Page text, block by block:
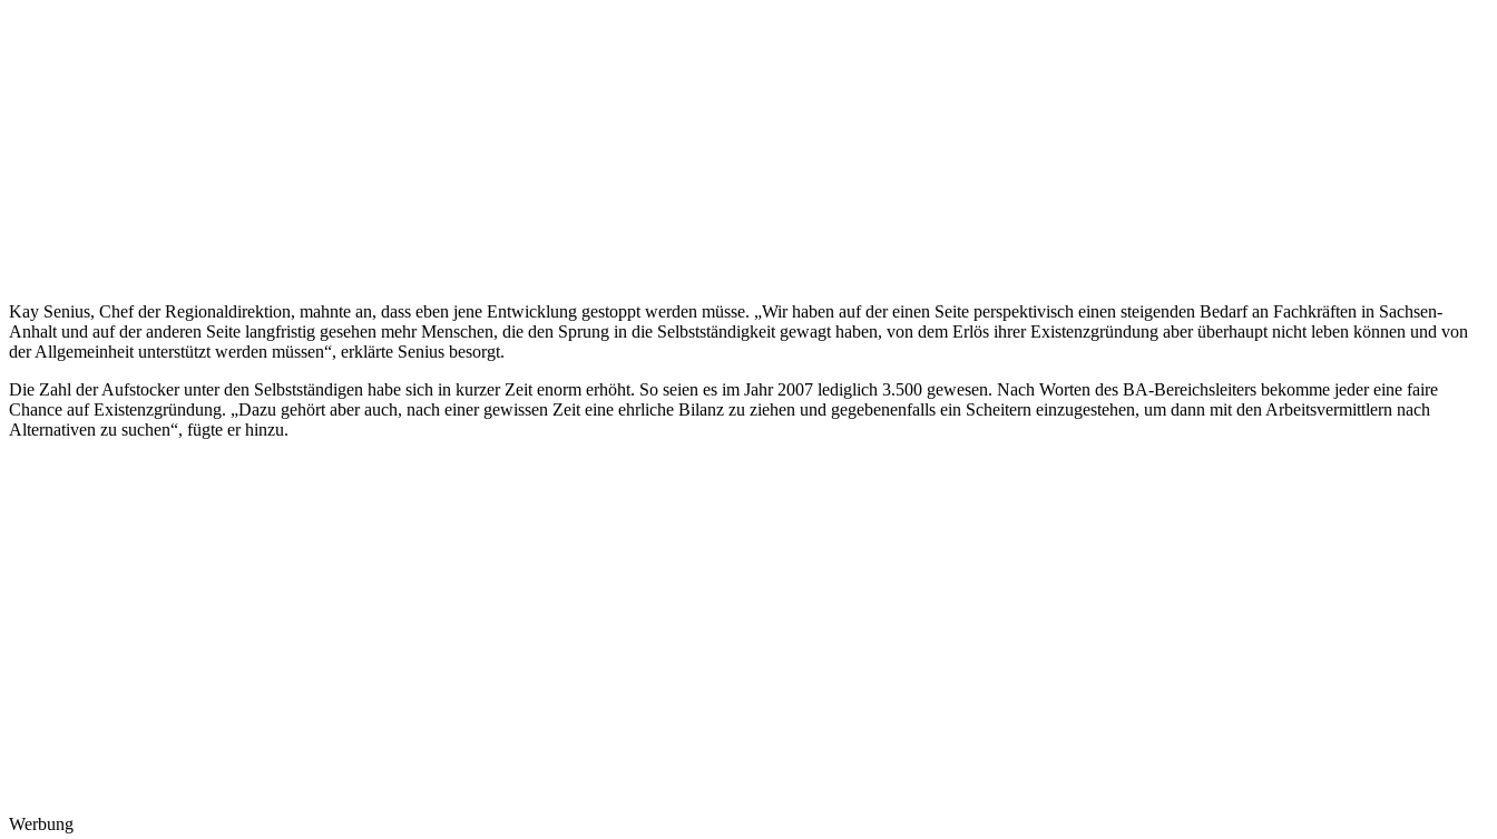
Kay Senius, Chef der Regionaldirektion, mahnte an, dass eben jene Entwicklung gestoppt werden müsse. „Wir haben auf der einen Seite perspektivisch einen steigenden Bedarf an Fachkräften in Sachsen-
Anhalt und auf der anderen Seite langfristig gesehen mehr Menschen, die den Sprung in die Selbstständigkeit gewagt haben, von dem Erlös ihrer Existenzgründung aber überhaupt nicht leben können und von
der Allgemeinheit unterstützt werden müssen“, erklärte Senius besorgt.
Die Zahl der Aufstocker unter den Selbstständigen habe sich in kurzer Zeit enorm erhöht. So seien es im Jahr 2007 lediglich 3.500 gewesen. Nach Worten des BA-Bereichsleiters bekomme jeder eine faire
Chance auf Existenzgründung. „Dazu gehört aber auch, nach einer gewissen Zeit eine ehrliche Bilanz zu ziehen und gegebenenfalls ein Scheitern einzugestehen, um dann mit den Arbeitsvermittlern nach
Alternativen zu suchen“, fügte er hinzu.
Werbung